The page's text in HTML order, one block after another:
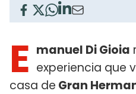
E manuel Di Gioia
experiencia que
casa de Gran